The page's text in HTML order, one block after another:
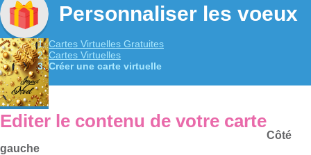
Personnaliser les voeux
Cartes Virtuelles Gratuites
Cartes Virtuelles
Créer une carte virtuelle
Editer le contenu de votre carte
Côté
gauche